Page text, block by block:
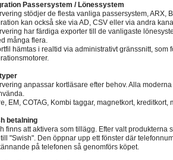
Passersystem / Lönessystem
stödjer de flesta vanliga passersystem, ARX,
kan också ske via AD, CSV eller via andra
har färdiga exporter till de vanligaste
många flera.
hämtas i realtid via administrativt gränssnitt, som
anpassar kortläsare efter behov. Alla
EM, COTAG, Kombi taggar, magnetkort, kreditkort,
betalning
finns att aktivera som tillägg. Efter valt produkterna
"Swish". Den öppnar upp ett fönster där
på telefonen så genomförs köpet.